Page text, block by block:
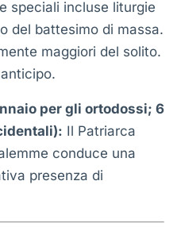
speciali incluse liturgie
del battesimo di massa.
maggiori del solito.
per gli ortodossi; 6
Il Patriarca
conduce una
presenza di